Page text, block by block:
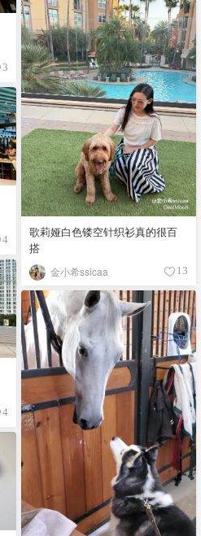
3
歌莉娅白色镂空针织衫真的很百
搭
金小希ssicaa 13
4
4